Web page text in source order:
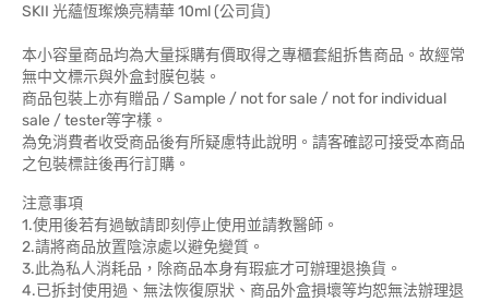
SKII 光蘊恆璨煥亮精華 10ml (公司貨)
本小容量商品均為大量採購有價取得之專櫃套組拆售商品。故經常
無中文標示與外盒封膜包裝。
商品包裝上亦有贈品 / Sample / not for sale / not for individual
sale / tester等字樣。
為免消費者收受商品後有所疑慮特此說明。請客確認可接受本商品
之包裝標註後再行訂購。
注意事項
1.使用後若有過敏請即刻停止使用並請教醫師。
2.請將商品放置陰涼處以避免變質。
3.此為私人消耗品，除商品本身有瑕疵才可辦理退換貨。
4.已拆封使用過、無法恢復原狀、商品外盒損壞等均恕無法辦理退